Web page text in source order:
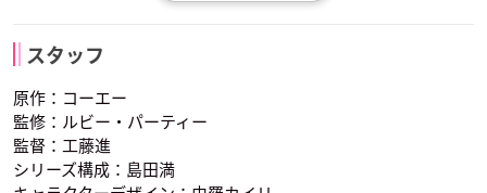
ランディ
声優：三石琴乃
スタッフ
原作：コーエー
監修：ルビー・パーティー
監督：工藤進
シリーズ構成：島田満